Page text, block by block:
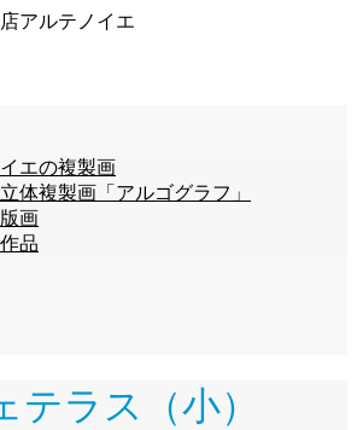
アルテノイエ
エの複製画
体複製画「アルゴグラフ」
画
品
テラス（小）